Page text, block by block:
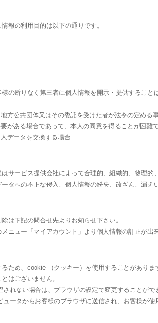
報の利用目的は以下の通りです。
の断りなく第三者に個人情報を開示・提供すること
方公共団体又はその委託を受けた者が法令の定める
がある場合であって、本人の同意を得ることが困難
データを交換する場合
サービス提供会社によって合理的、組織的、物理
タへの不正な侵入、個人情報の紛失、改ざん、漏え
は下記の問合せ先よりお知らせ下さい。
ニュー「マイアカウント」より個人情報の訂正が出
ため、cookie （クッキー）を使用することがあり
はございません。
れない場合は、ブラウザの設定で変更することがで
ータからお客様のブラウザに送信され、お客様が